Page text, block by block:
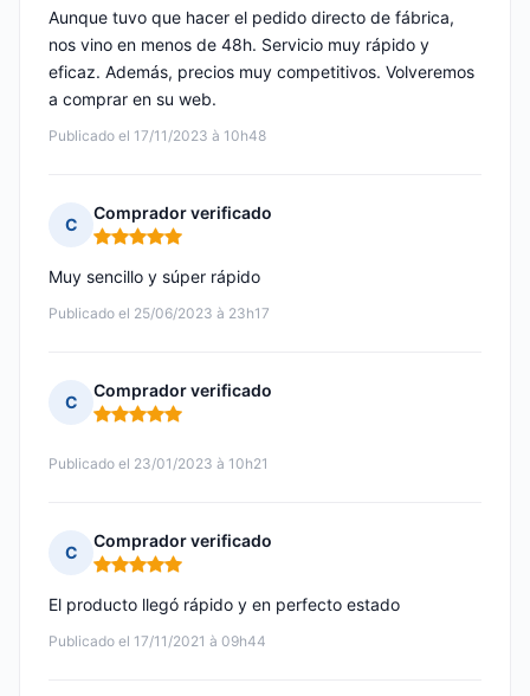
Publicado el 17/11/2023 à 10h48
Aunque tuvo que hacer el pedido directo de fábrica,
nos vino en menos de 48h. Servicio muy rápido y
eficaz. Además, precios muy competitivos. Volveremos
a comprar en su web.
C
Comprador verificado
Nota: 5 de 5
Publicado el 25/06/2023 à 23h17
Muy sencillo y súper rápido
C
Comprador verificado
Nota: 5 de 5
Publicado el 23/01/2023 à 10h21
C
Comprador verificado
Nota: 5 de 5
Publicado el 17/11/2021 à 09h44
El producto llegó rápido y en perfecto estado